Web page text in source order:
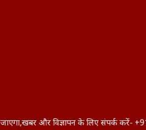
विज्ञापन के लिए संपर्क करें- +91